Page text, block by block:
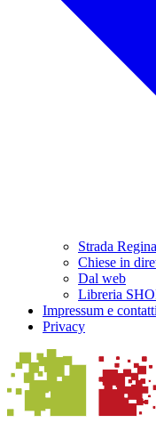
Strada
Chiese in
Dal web
Libreria
Impressum e contatti
Privacy